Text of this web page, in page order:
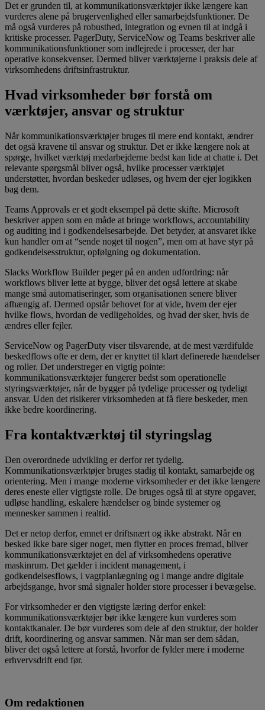
Det er grunden til, at kommunikationsværktøjer ikke længere kan
vurderes alene på brugervenlighed eller samarbejdsfunktioner. De
må også vurderes på robusthed, integration og evnen til at indgå i
kritiske processer. PagerDuty, ServiceNow og Teams beskriver alle
kommunikationsfunktioner som indlejrede i processer, der har
operative konsekvenser. Dermed bliver værktøjerne i praksis dele af
virksomhedens driftsinfrastruktur.
Hvad virksomheder bør forstå om
værktøjer, ansvar og struktur
Når kommunikationsværktøjer bruges til mere end kontakt, ændrer
det også kravene til ansvar og struktur. Det er ikke længere nok at
spørge, hvilket værktøj medarbejderne bedst kan lide at chatte i. Det
relevante spørgsmål bliver også, hvilke processer værktøjet
understøtter, hvordan beskeder udløses, og hvem der ejer logikken
bag dem.
Teams Approvals er et godt eksempel på dette skifte. Microsoft
beskriver appen som en måde at bringe workflows, accountability
og auditing ind i godkendelsesarbejde. Det betyder, at ansvaret ikke
kun handler om at “sende noget til nogen”, men om at have styr på
godkendelsesstruktur, opfølgning og dokumentation.
Slacks Workflow Builder peger på en anden udfordring: når
workflows bliver lette at bygge, bliver det også lettere at skabe
mange små automatiseringer, som organisationen senere bliver
afhængig af. Dermed opstår behovet for at vide, hvem der ejer
hvilke flows, hvordan de vedligeholdes, og hvad der sker, hvis de
ændres eller fejler.
ServiceNow og PagerDuty viser tilsvarende, at de mest værdifulde
beskedflows ofte er dem, der er knyttet til klart definerede hændelser
og roller. Det understreger en vigtig pointe:
kommunikationsværktøjer fungerer bedst som operationelle
styringsværktøjer, når de bygger på tydelige processer og tydeligt
ansvar. Uden det risikerer virksomheden at få flere beskeder, men
ikke bedre koordinering.
Fra kontaktværktøj til styringslag
Den overordnede udvikling er derfor ret tydelig.
Kommunikationsværktøjer bruges stadig til kontakt, samarbejde og
orientering. Men i mange moderne virksomheder er det ikke længere
deres eneste eller vigtigste rolle. De bruges også til at styre opgaver,
udløse handling, eskalere hændelser og binde systemer og
mennesker sammen i realtid.
Det er netop derfor, emnet er driftsnært og ikke abstrakt. Når en
besked ikke bare siger noget, men flytter en proces fremad, bliver
kommunikationsværktøjet en del af virksomhedens operative
maskinrum. Det gælder i incident management, i
godkendelsesflows, i vagtplanlægning og i mange andre digitale
arbejdsgange, hvor små signaler holder store processer i bevægelse.
For virksomheder er den vigtigste læring derfor enkel:
kommunikationsværktøjer bør ikke længere kun vurderes som
kontaktkanaler. De bør vurderes som dele af den struktur, der holder
drift, koordinering og ansvar sammen. Når man ser dem sådan,
bliver det også lettere at forstå, hvorfor de fylder mere i moderne
erhvervsdrift end før.
Om redaktionen